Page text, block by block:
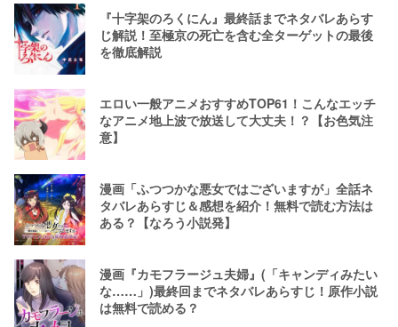
『十字架のろくにん』最終話までネタバレあらす
じ解説！至極京の死亡を含む全ターゲットの最後
を徹底解説
エロい一般アニメおすすめTOP61！こんなエッチ
なアニメ地上波で放送して大丈夫！？【お色気注
意】
漫画「ふつつかな悪女ではございますが」全話ネ
タバレあらすじ＆感想を紹介！無料で読む方法は
ある？【なろう小説発】
漫画『カモフラージュ夫婦』(「キャンディみたい
な……」)最終回までネタバレあらすじ！原作小説
は無料で読める？